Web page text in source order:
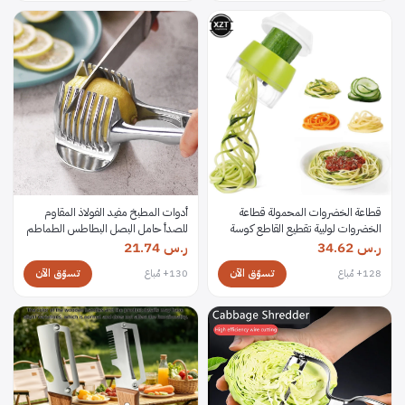
قطاعة الخضروات المحمولة قطاعة
الخضروات لولبية تقطيع القاطع كوسة
المعكرونة السباغيتي صانع أدوات
المطبخ
34.62ر.س
128+ مُباع تسوّق الآن
أدوات المطبخ مفيد الفولاذ المقاوم
للصدأ حامل البصل البطاطس الطماطم
القطاعة الخضار الفاكهة القاطع الملحقات
CF-228
21.74ر.س
130+ مُباع تسوّق الآن